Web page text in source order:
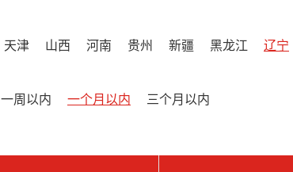
天津 山西 河南 贵州 新疆 黑龙江 辽宁
一周以内 一个月以内 三个月以内